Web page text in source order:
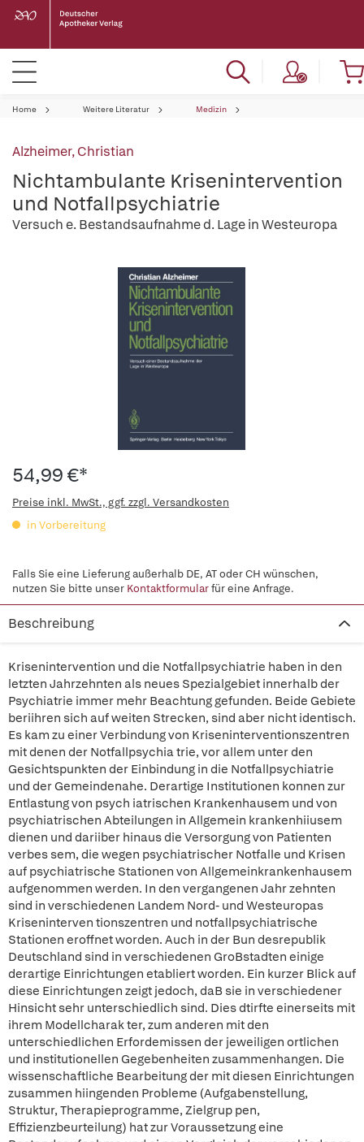
Home Weitere Literatur Medizin
Alzheimer, Christian
Nichtambulante Krisenintervention
und Notfallpsychiatrie
Versuch e. Bestandsaufnahme d. Lage in Westeuropa
54,99 €*
Preise inkl. MwSt., ggf. zzgl. Versandkosten
in Vorbereitung
Falls Sie eine Lieferung außerhalb DE, AT oder CH wünschen,
nutzen Sie bitte unser Kontaktformularfür eine Anfrage.
Beschreibung
Krisenintervention und die Notfallpsychiatrie haben in den
letzten Jahrzehnten als neues Spezialgebiet innerhalb der
Psychiatrie immer mehr Beachtung gefunden. Beide Gebiete
beriihren sich auf weiten Strecken, sind aber nicht identisch.
Es kam zu einer Verbindung von Kriseninterventionszentren
mit denen der Notfallpsychia trie, vor allem unter den
Gesichtspunkten der Einbindung in die Notfallpsychiatrie
und der Gemeindenahe. Derartige Institutionen konnen zur
Entlastung von psych iatrischen Krankenhausem und von
psychiatrischen Abteilungen in Allgemein krankenhiiusem
dienen und dariiber hinaus die Versorgung von Patienten
verbes sem, die wegen psychiatrischer Notfalle und Krisen
auf psychiatrische Stationen von Allgemeinkrankenhausem
aufgenommen werden. In den vergangenen Jahr zehnten
sind in verschiedenen Landem Nord- und Westeuropas
Kriseninterven tionszentren und notfallpsychiatrische
Stationen eroffnet worden. Auch in der Bun desrepublik
Deutschland sind in verschiedenen GroBstadten einige
derartige Einrichtungen etabliert worden. Ein kurzer Blick auf
diese Einrichtungen zeigt jedoch, daB sie in verschiedener
Hinsicht sehr unterschiedlich sind. Dies dtirfte einerseits mit
ihrem Modellcharak ter, zum anderen mit den
unterschiedlichen Erfordemissen der jeweiligen ortlichen
und institutionellen Gegebenheiten zusammenhangen. Die
wissenschaftliche Bearbeitung der mit diesen Einrichtungen
zusammen hiingenden Probleme (Aufgabenstellung,
Struktur, Therapieprogramme, Zielgrup pen,
Effizienzbeurteilung) hat zur Voraussetzung eine